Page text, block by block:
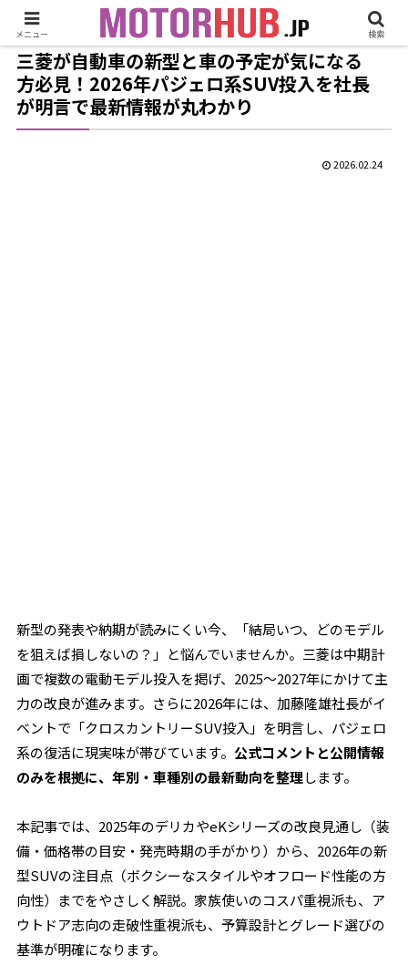
三菱が自動車の新型と車の予定が気になる
方必見！2026年パジェロ系SUV投入を社長
が明言で最新情報が丸わかり
2026.02.24
新型の発表や納期が読みにくい今、「結局いつ、どのモデル
を狙えば損しないの？」と悩んでいませんか。三菱は中期計
画で複数の電動モデル投入を掲げ、2025〜2027年にかけて主
力の改良が進みます。さらに2026年には、加藤隆雄社長がイ
ベントで「クロスカントリーSUV投入」を明言し、パジェロ
系の復活に現実味が帯びています。公式コメントと公開情報
のみを根拠に、年別・車種別の最新動向を整理します。
本記事では、2025年のデリカやeKシリーズの改良見通し（装
備・価格帯の目安・発売時期の手がかり）から、2026年の新
型SUVの注目点（ボクシーなスタイルやオフロード性能の方
向性）までをやさしく解説。家族使いのコスパ重視派も、ア
ウトドア志向の走破性重視派も、予算設計とグレード選びの
基準が明確になります。
メニュー 検索